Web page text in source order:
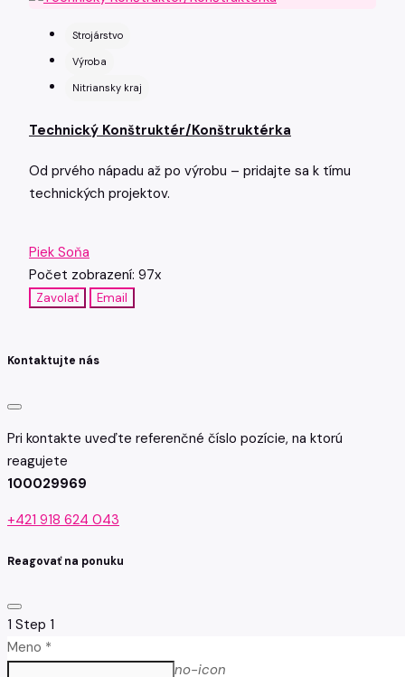
Strojárstvo
Výroba
Nitriansky kraj
Technický Konštruktér/Konštruktérka
Od prvého nápadu až po výrobu – pridajte sa k tímu
technických projektov.
Piek Soňa
Počet zobrazení: 97x
Zavolať Email
Kontaktujte nás
Pri kontakte uveďte referenčné číslo pozície, na ktorú
reagujete
100029969
+421 918 624 043
Reagovať na ponuku
1 Step 1
Meno *
no-icon